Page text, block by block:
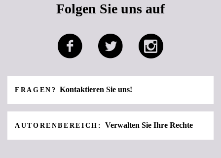
Folgen Sie uns auf
FRAGEN? Kontaktieren Sie uns!
AUTORENBEREICH: Verwalten Sie Ihre Rechte